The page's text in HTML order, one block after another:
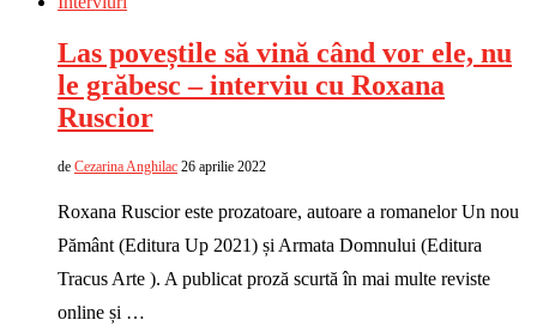
Las poveștile să vină când vor ele, nu
le grăbesc – interviu cu Roxana
Ruscior
de Cezarina Anghilac 26 aprilie 2022
Roxana Ruscior este prozatoare, autoare a romanelor Un nou
Pământ (Editura Up 2021) și Armata Domnului (Editura
Tracus Arte ). A publicat proză scurtă în mai multe reviste
online și …